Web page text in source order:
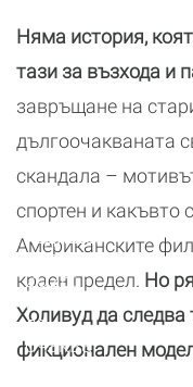
Няма история,
тази за възхода и
завръщане на
дългоочакваната
скандала –
спортен и какъвто
Американските
краен предел. Но
Холивуд да следва
фикционален
Годишен
хороскоп
2026:
Какво
да
очаква
всяка